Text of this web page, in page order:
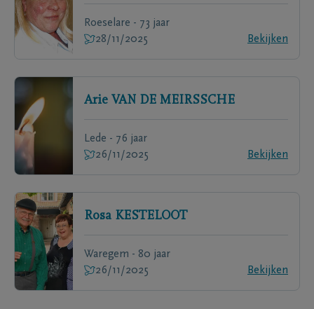
Roeselare - 73 jaar
28/11/2025
Bekijken
Arie VAN DE MEIRSSCHE
Lede - 76 jaar
26/11/2025
Bekijken
Rosa KESTELOOT
Waregem - 80 jaar
26/11/2025
Bekijken